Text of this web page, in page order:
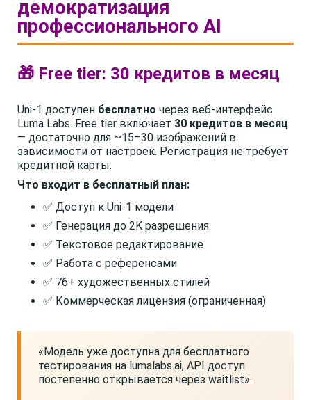
демократизация
профессионального AI
🎁 Free tier: 30 кредитов в месяц
Uni-1 доступен бесплатно через веб-интерфейс
Luma Labs. Free tier включает 30 кредитов в месяц
— достаточно для ~15–30 изображений в
зависимости от настроек. Регистрация не требует
кредитной карты.
Что входит в бесплатный план:
✅ Доступ к Uni-1 модели
✅ Генерация до 2K разрешения
✅ Текстовое редактирование
✅ Работа с референсами
✅ 76+ художественных стилей
✅ Коммерческая лицензия (ограниченная)
«Модель уже доступна для бесплатного
тестирования на lumalabs.ai, API доступ
постепенно открывается через waitlist».